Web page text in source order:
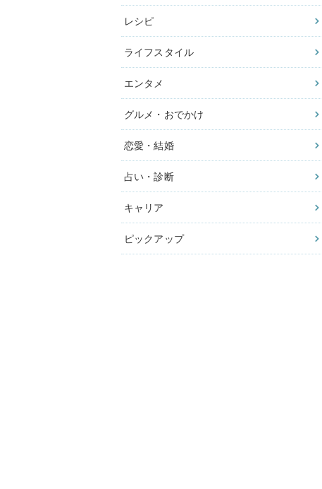
レシピ
ライフスタイル
エンタメ
グルメ・おでかけ
恋愛・結婚
占い・診断
キャリア
ピックアップ